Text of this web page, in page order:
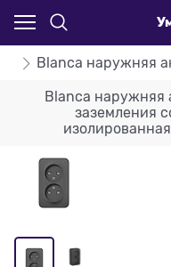
Blanca наружняя
Blanca наружняя
заземления